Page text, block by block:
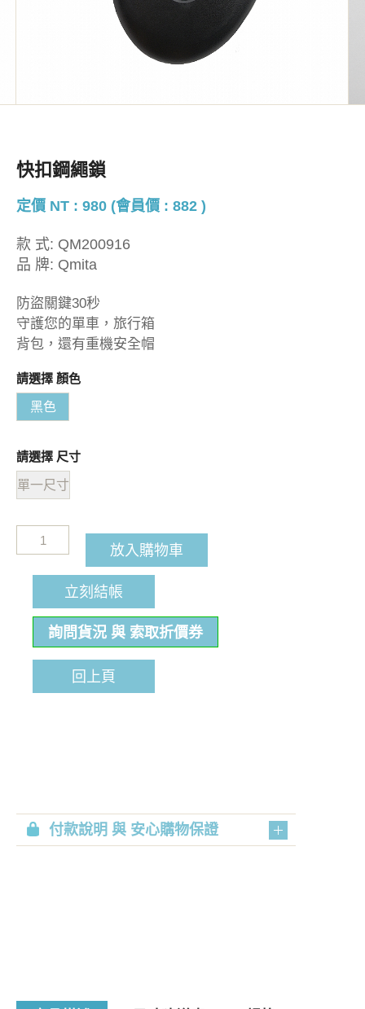
快扣鋼繩鎖
定價 NT : 980 (會員價 : 882 )
款 式: QM200916
品 牌: Qmita
防盜關鍵30秒
守護您的單車，旅行箱
背包，還有重機安全帽
請選擇 顏色
黑色
請選擇 尺寸
單一尺寸
放入購物車
立刻結帳
詢問貨況 與 索取折價券
回上頁
付款說明 與 安心購物保證